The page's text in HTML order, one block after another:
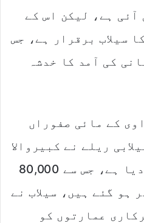
آئی ہے، لیکن اس کے
سیلاب برقرار ہے، جس
کی آمد کا خدشہ
کے مائی صفوراں
ریلے نے کبیروالا
کے 40 دیہات کو ڈبو دیا ہے، جس سے 80,000
ہو گئے ہیں، سیلاب نے
عمارتوں کو